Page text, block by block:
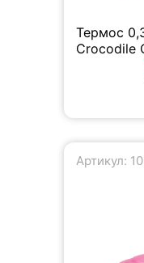
Термос
Crocodile
Артикул: